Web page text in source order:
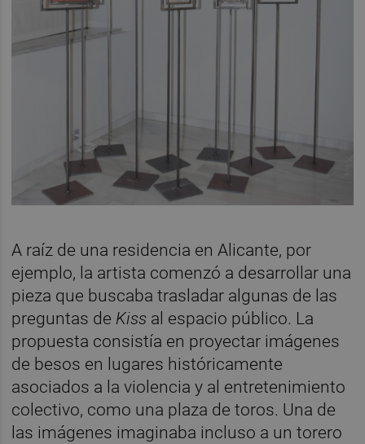
A raíz de una residencia en Alicante, por
ejemplo, la artista comenzó a desarrollar una
pieza que buscaba trasladar algunas de las
preguntas de Kiss al espacio público. La
propuesta consistía en proyectar imágenes
de besos en lugares históricamente
asociados a la violencia y al entretenimiento
colectivo, como una plaza de toros. Una de
las imágenes imaginaba incluso a un torero